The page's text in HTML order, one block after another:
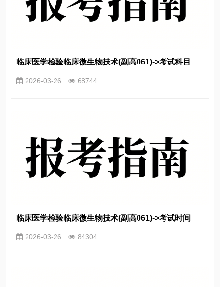
临床医学检验临床微生物技术(副高061)->考试科目
2026-03-26 68744
临床医学检验临床微生物技术(副高061)->考试时间
2026-03-26 84304